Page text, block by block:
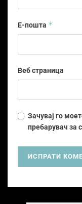
Е-пошта *
Веб страница
Зачувај го
пребарувач за